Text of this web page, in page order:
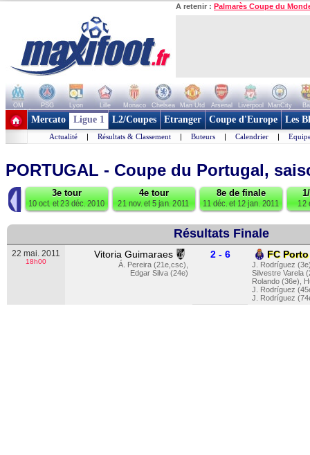
A retenir : Palmarès Coupe du
OM PSG Lyon Lille Monaco Chelsea Man Utd Arsenal Liverpool ManCity
+ de clubs
Mercato Ligue 1 L2/Coupes Etranger Coupe d'Europe Les
Actualité | Résultats & Classement | Buteurs | Calendrier |
PORTUGAL - Coupe du Portugal,
◀ 3e tour
10 oct. et 23 déc. 2010
4e tour
21 nov. et 5 jan. 2011
8e de finale
11 déc. et 12 jan. 2011 12
Résultats Finale
22 mai. 2011
18h00
Vitoria Guimaraes
Á. Pereira (21e,csc)
Edgar Silva (24e)
2 - 6 FC Porto
J. Rodríguez
Silvestre Varela
Rolando (36e)
J. Rodríguez
J. Rodríguez